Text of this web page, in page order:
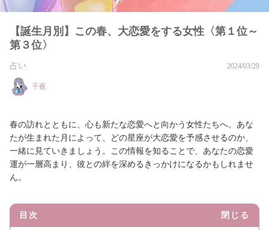
【誕生月別】この春、大恋愛をする女性〈第１位～
第３位〉
占い 2024/03/29
千夜
春の訪れとともに、心も新たな恋愛へと向かう女性たちへ。あな
たが生まれた月によって、どの星座が大恋愛を予感させるのか、
一緒に見ていきましょう。この情報を知ることで、あなたの恋愛
運が一層高まり、彼との絆を深めるきっかけになるかもしれませ
ん。
目次 閉じる